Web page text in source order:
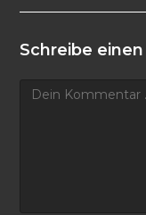
Schreibe